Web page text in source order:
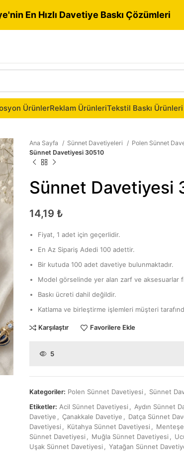
ÜrünlerReklam ÜrünleriTekstil Baskı Ürünleri
Ana Sayfa Sünnet Davetiyeleri
Polen Sünnet
Sünnet Davetiyesi 30510
Sünnet Davetiyesi
14,19 ₺
Fiyat, 1 adet için geçerlidir.
En Az Sipariş Adedi 100 adettir.
Bir kutuda 100 adet davetiye bulunmaktadır.
Model görselinde yer alan zarf ve aksesuarlar
Baskı ücreti dahil değildir.
Katlama ve birleştirme işlemleri müşteri
Karşılaştır Favorilere Ekle
5
Kategoriler: Polen Sünnet Davetiyesi
Sünnet
Etiketler: Acil Sünnet Davetiyesi Aydın Sünnet
Davetiye
Çanakkale Davetiye Datça Sünnet
Davetiyesi
Kütahya Sünnet Davetiyesi
Sünnet Davetiyesi
Muğla Sünnet Davetiyesi
Uşak Sünnet Davetiyesi
Yatağan Sünnet
En Hızlı Davetiye Baskı Çözümleri